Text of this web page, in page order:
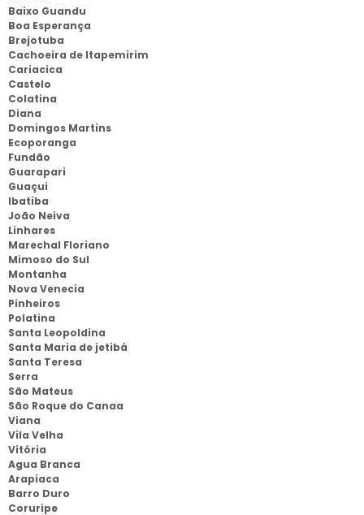
Baixo Guandu
Boa Esperança
Brejotuba
Cachoeira de Itapemirim
Cariacica
Castelo
Colatina
Diana
Domingos Martins
Ecoporanga
Fundão
Guarapari
Guaçui
Ibatiba
João Neiva
Linhares
Marechal Floriano
Mimoso do Sul
Montanha
Nova Venecia
Pinheiros
Polatina
Santa Leopoldina
Santa Maria de jetibá
Santa Teresa
Serra
São Mateus
São Roque do Canaa
Viana
Vila Velha
Vitória
Agua Branca
Arapiaca
Barro Duro
Coruripe